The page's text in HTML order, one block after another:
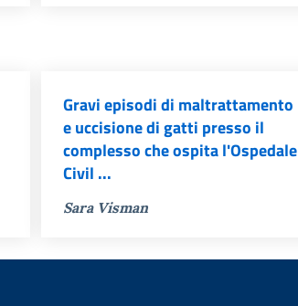
Gravi episodi di maltrattamento
e uccisione di gatti presso il
complesso che ospita l'Ospedale
Civil ...
Sara Visman